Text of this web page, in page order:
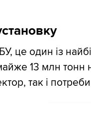
це один із
13 млн тонн
так і потреби